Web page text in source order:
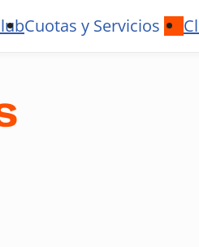
Cuotas y Servicios